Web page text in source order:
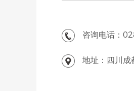
咨询电话：
地址：四川